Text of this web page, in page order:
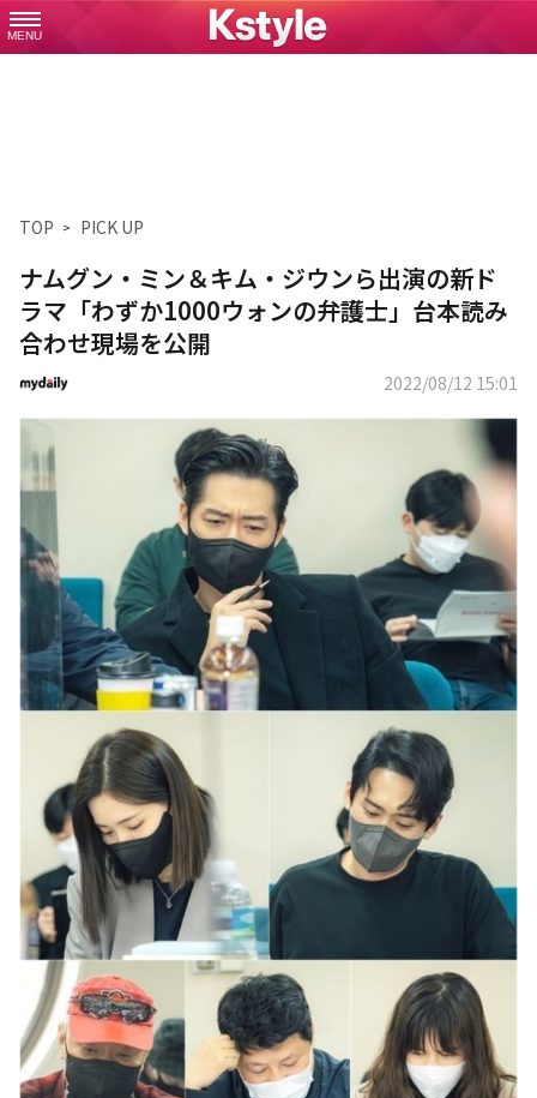
MENU
TOP PICK UP
ナムグン・ミン＆キム・ジウンら出演の新ド
ラマ「わずか1000ウォンの弁護士」台本読み
合わせ現場を公開
2022/08/12 15:01